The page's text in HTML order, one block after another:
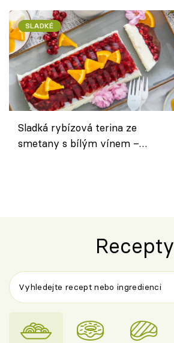
SLADKÉ
Sladká rybízová terina ze
smetany s bílým vínem –
Recepty